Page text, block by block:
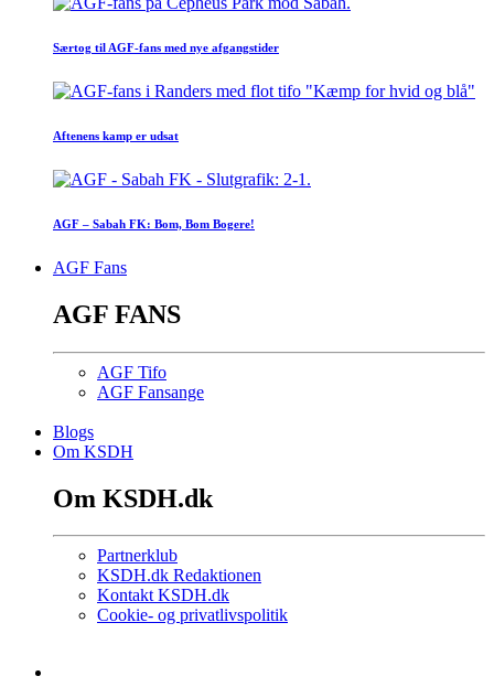
Særtog til AGF-fans med nye afgangstider
Aftenens kamp er udsat
AGF – Sabah FK: Bom, Bom Bogere!
AGF Fans
AGF FANS
AGF Tifo
AGF Fansange
Blogs
Om KSDH
Om KSDH.dk
Partnerklub
KSDH.dk Redaktionen
Kontakt KSDH.dk
Cookie- og privatlivspolitik